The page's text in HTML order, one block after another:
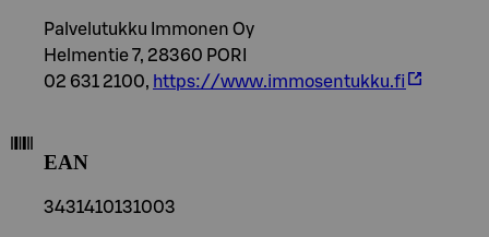
Palvelutukku Immonen Oy
Helmentie 7, 28360 PORI
02 631 2100, https://www.immosentukku.fi
EAN
3431410131003